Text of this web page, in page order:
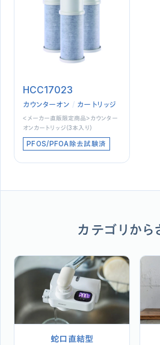
HCC17023
カウンターオン カートリッジ
＜メーカー直販限定商品＞カウンター
オンカートリッジ（3本入り）
PFOS/PFOA除去試験済
カテゴリから
蛇口直結型